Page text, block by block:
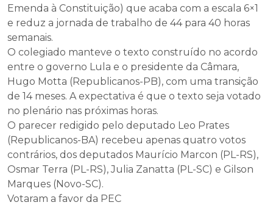
Emenda à Constituição) que acaba com a escala 6×1
e reduz a jornada de trabalho de 44 para 40 horas
semanais.
O colegiado manteve o texto construído no acordo
entre o governo Lula e o presidente da Câmara,
Hugo Motta (Republicanos-PB), com uma transição
de 14 meses. A expectativa é que o texto seja votado
no plenário nas próximas horas.
O parecer redigido pelo deputado Leo Prates
(Republicanos-BA) recebeu apenas quatro votos
contrários, dos deputados Maurício Marcon (PL-RS),
Osmar Terra (PL-RS), Julia Zanatta (PL-SC) e Gilson
Marques (Novo-SC).
Votaram a favor da PEC